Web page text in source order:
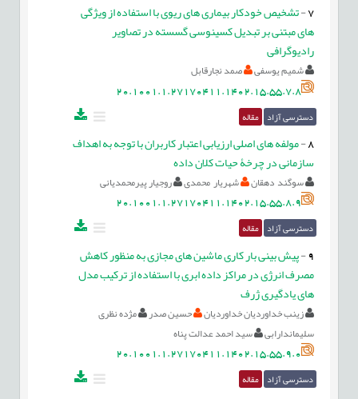
7
-تشخیص خودکار بیماری های ریوی با استفاده از ویژگی
های مبتنی بر تبدیل کسینوسی گسسته در تصاویر
رادیوگرافی
شمیم یوسفی صمد نجارقابل
20.1001.1.27170411.1402.15.55.7.8
دسترسی آزاد مقاله
8
-مولفه های اصلی ارزیابی اعتبار کاربران با توجه به اهداف
سازمانی در چرخۀ حیات کلان داده
سوگند دهقان شهریار محمدی روجیار پیرمحمدیانی
20.1001.1.27170411.1402.15.55.8.9
دسترسی آزاد مقاله
9
-پیش بینی بار کاری ماشین های مجازی به منظور کاهش
مصرف انرژی در مراکز داده ابری با استفاده از ترکیب مدل
های یادگیری ژرف
زینب خداوردیان خداوردیان حسین صدر
مژده نظری
سلیماندارابی
سید احمد عدالت پناه
20.1001.1.27170411.1402.15.55.9.0
دسترسی آزاد مقاله